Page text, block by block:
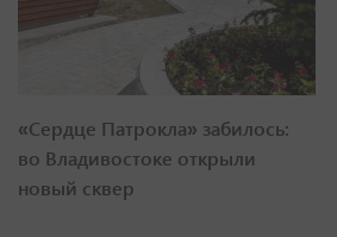
«Сердце Патрокла» забилось:
во Владивостоке открыли
новый сквер